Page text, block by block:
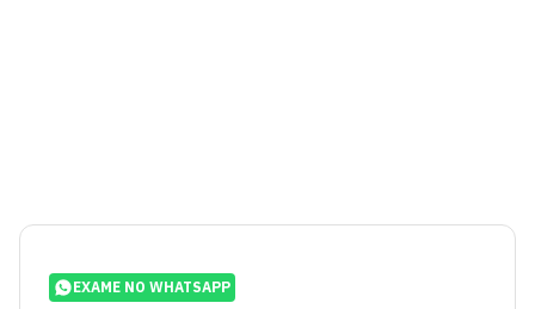
EXAME NO WHATSAPP